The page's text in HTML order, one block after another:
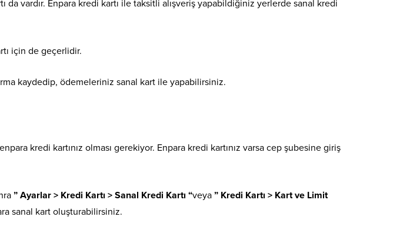
da vardır. Enpara kredi kartı ile taksitli alışveriş yapabildiğiniz yerlerde sanal kredi
için de geçerlidir.
kaydedip, ödemeleriniz sanal kart ile yapabilirsiniz.
kredi kartınız olması gerekiyor. Enpara kredi kartınız varsa cep şubesine giriş
” Ayarlar > Kredi Kartı > Sanal Kredi Kartı “veya ” Kredi Kartı > Kart ve Limit
sanal kart oluşturabilirsiniz.